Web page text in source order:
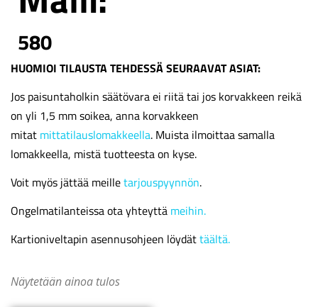
580
HUOMIOI TILAUSTA TEHDESSÄ SEURAAVAT ASIAT:
Jos paisuntaholkin säätövara ei riitä tai jos korvakkeen reikä
on yli 1,5 mm soikea, anna korvakkeen
mitat mittatilauslomakkeella. Muista ilmoittaa samalla
lomakkeella, mistä tuotteesta on kyse.
Voit myös jättää meilletarjouspyynnön.
Ongelmatilanteissa ota yhteyttä meihin.
Kartioniveltapin asennusohjeen löydättäältä.
Näytetään ainoa tulos